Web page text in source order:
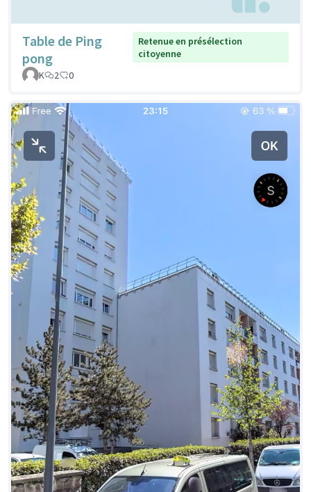
Table de Ping
pong
Retenue en présélection
citoyenne
K
2 0